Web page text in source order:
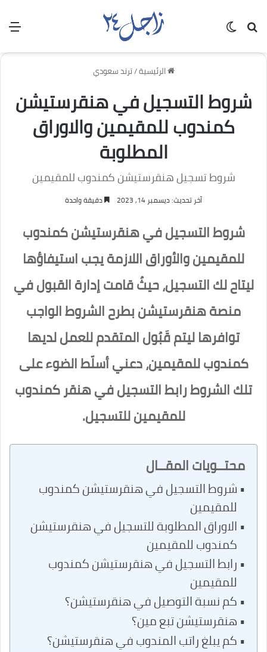
بحث عن
الرئيسية/ترند سعودي
شروط التسجيل في هنقرستيشن
كمندوب للمقيمين والاوراق
المطلوبة
شروط تسجيل هنقرستيشن كمندوب للمقيمين
آخر تحديث: ديسمبر 14, 2023 دقيقة واحدة
شروط التسجيل في هنقرستيشن كمندوب
للمقيمين والأوراق اللازمة يجب استيفاؤها
ليتاح لك التسجيل، حيثُ قامت إدارة القبول في
منصة هنقرستيشن بطرح الشروط الواجب
توافرها ليتم قَبُول المتقدم للعمل لديها
كمندوب للمقيمين، دعني أسلّط الضوء على
تلك الشروط رابط التسجيل في هنقر كمندوب
للمقيمين للتسجيل.
محتــويات المقــال
شروط التسجيل في هنقرستيشن كمندوب
للمقيمين
الاوراق المطلوبة للتسجيل في هنقرستيشن
كمندوب للمقيمين
رابط التسجيل في هنقرستيشن كمندوب
للمقيمين
كم نسبة التوصيل في هنقرستيشن؟
هنقرستيشن تبع مين؟
كم يبلغ راتب المندوب في هنقرستيشن؟